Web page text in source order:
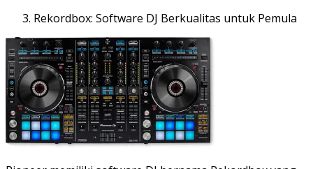
Rekordbox: Software DJ Berkualitas untuk Pemula